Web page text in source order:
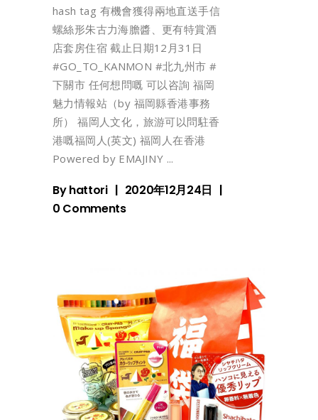
hash tag 有機會獲得兩地直送手信
螺絲形朱古力海膽醬、更有特賞酒
店套房住宿 截止日期12月31日
#GO_TO_KANMON #北九州市 #
下關市 任何想問嘅 可以咨詢 福岡
魅力情報站（by 福岡縣香港事務
所） 福岡人文化，旅游可以問駐香
港嘅福岡人(英文) 福岡人在香港
Powered by EMAJINY
Byhattori
2020年12月24日
0 Comments